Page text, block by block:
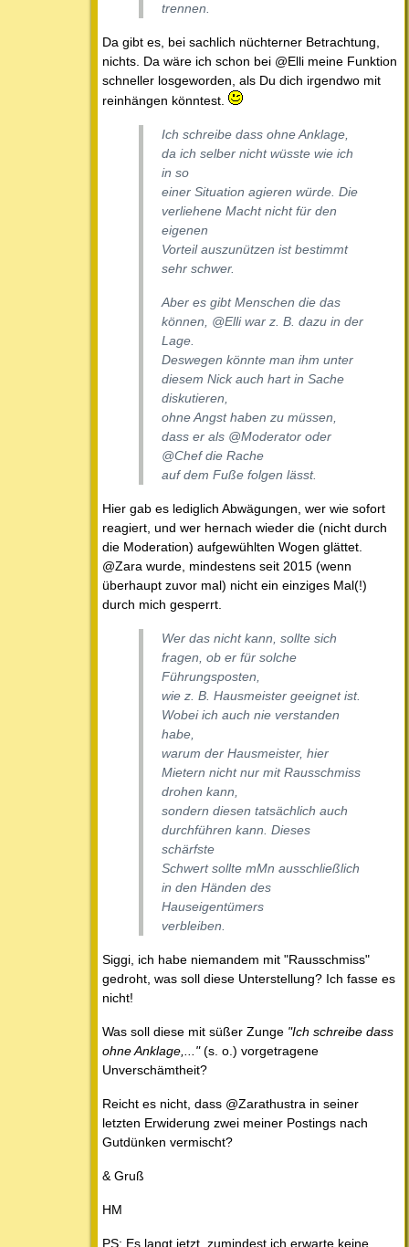
trennen.
Da gibt es, bei sachlich nüchterner Betrachtung,
nichts. Da wäre ich schon bei @Elli meine Funktion
schneller losgeworden, als Du dich irgendwo mit
reinhängen könntest.
Ich schreibe dass ohne Anklage,
da ich selber nicht wüsste wie ich
in so
einer Situation agieren würde. Die
verliehene Macht nicht für den
eigenen
Vorteil auszunützen ist bestimmt
sehr schwer.
Aber es gibt Menschen die das
können, @Elli war z. B. dazu in der
Lage.
Deswegen könnte man ihm unter
diesem Nick auch hart in Sache
diskutieren,
ohne Angst haben zu müssen,
dass er als @Moderator oder
@Chef die Rache
auf dem Fuße folgen lässt.
Hier gab es lediglich Abwägungen, wer wie sofort
reagiert, und wer hernach wieder die (nicht durch
die Moderation) aufgewühlten Wogen glättet.
@Zara wurde, mindestens seit 2015 (wenn
überhaupt zuvor mal) nicht ein einziges Mal(!)
durch mich gesperrt.
Wer das nicht kann, sollte sich
fragen, ob er für solche
Führungsposten,
wie z. B. Hausmeister geeignet ist.
Wobei ich auch nie verstanden
habe,
warum der Hausmeister, hier
Mietern nicht nur mit Rausschmiss
drohen kann,
sondern diesen tatsächlich auch
durchführen kann. Dieses
schärfste
Schwert sollte mMn ausschließlich
in den Händen des
Hauseigentümers
verbleiben.
Siggi, ich habe niemandem mit "Rausschmiss"
gedroht, was soll diese Unterstellung? Ich fasse es
nicht!
Was soll diese mit süßer Zunge "Ich schreibe dass
ohne Anklage,..."(s. o.) vorgetragene
Unverschämtheit?
Reicht es nicht, dass @Zarathustra in seiner
letzten Erwiderung zwei meiner Postings nach
Gutdünken vermischt?
& Gruß
HM
PS: Es langt jetzt, zumindest ich erwarte keine